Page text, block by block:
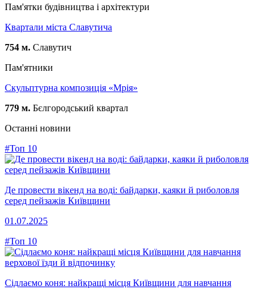
Пам'ятки будівництва і архітектури
Квартали міста Славутича
754 м. Славутич
Пам'ятники
Скульптурна композиція «Мрія»
779 м. Бєлгородський квартал
Останні новини
#Топ 10
Де провести вікенд на воді: байдарки, каяки й риболовля
серед пейзажів Київщини
01.07.2025
#Топ 10
Сідлаємо коня: найкращі місця Київщини для навчання